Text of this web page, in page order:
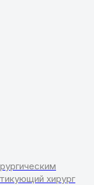
хирург